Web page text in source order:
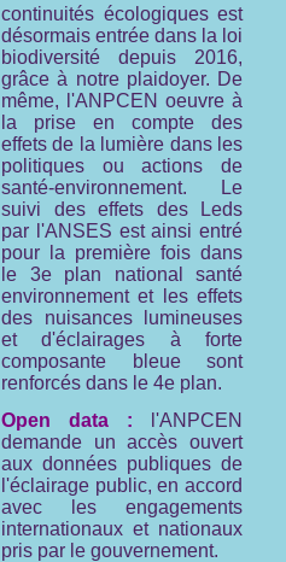
continuités écologiques est
désormais entrée dans la loi
biodiversité depuis 2016,
grâce à notre plaidoyer. De
même, l'ANPCEN oeuvre à
la prise en compte des
effets de la lumière dans les
politiques ou actions de
santé-environnement. Le
suivi des effets des Leds
par l'ANSES est ainsi entré
pour la première fois dans
le 3e plan national santé
environnement et les effets
des nuisances lumineuses
et d'éclairages à forte
composante bleue sont
renforcés dans le 4e plan.
Open data : l'ANPCEN
demande un accès ouvert
aux données publiques de
l'éclairage public, en accord
avec les engagements
internationaux et nationaux
pris par le gouvernement.